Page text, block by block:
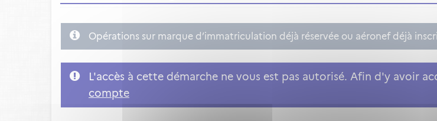
Opérations sur marque d’immatriculation déjà réservée ou aéronef déjà
L'accès à cette démarche ne vous est pas autorisé. Afin d'y avoir
compte